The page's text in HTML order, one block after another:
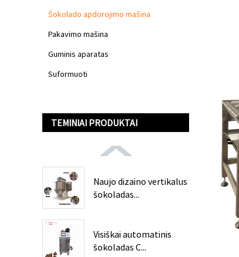
Šokolado apdorojimo mašina
Pakavimo mašina
Guminis aparatas
Suformuoti
TEMINIAI PRODUKTAI
Naujo dizaino vertikalus
šokoladas...
Visiškai automatinis
šokoladas C...